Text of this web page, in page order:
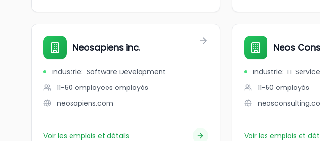
Neosapiens inc.
Industrie: Software Development
11-50 employees employés
neosapiens.com
Voir les emplois et détails
Neos
Industrie: IT
11-50 employés
Voir les emplois et